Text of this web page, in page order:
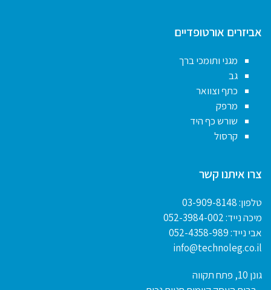
אביזרים אורטופדיים
מגני ותומכי ברך
גב
כתף וצוואר
מרפק
שורש כף היד
קרסול
צרו איתנו קשר
טלפון:03-909-8148
מיכה נייד:052-3984-002
אבי נייד:052-4358-989
info@technoleg.co.il
גונן 10, פתח תקווה